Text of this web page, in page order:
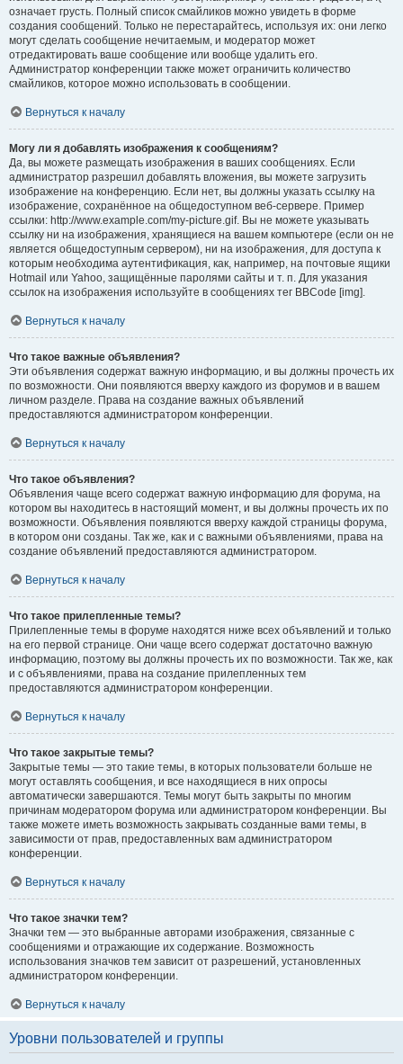
означает грусть. Полный список смайликов можно увидеть в форме
создания сообщений. Только не перестарайтесь, используя их: они легко
могут сделать сообщение нечитаемым, и модератор может
отредактировать ваше сообщение или вообще удалить его.
Администратор конференции также может ограничить количество
смайликов, которое можно использовать в сообщении.
Вернуться к началу
Могу ли я добавлять изображения к сообщениям?
Да, вы можете размещать изображения в ваших сообщениях. Если
администратор разрешил добавлять вложения, вы можете загрузить
изображение на конференцию. Если нет, вы должны указать ссылку на
изображение, сохранённое на общедоступном веб-сервере. Пример
ссылки: http://www.example.com/my-picture.gif. Вы не можете указывать
ссылку ни на изображения, хранящиеся на вашем компьютере (если он не
является общедоступным сервером), ни на изображения, для доступа к
которым необходима аутентификация, как, например, на почтовые ящики
Hotmail или Yahoo, защищённые паролями сайты и т. п. Для указания
ссылок на изображения используйте в сообщениях тег BBCode [img].
Вернуться к началу
Что такое важные объявления?
Эти объявления содержат важную информацию, и вы должны прочесть их
по возможности. Они появляются вверху каждого из форумов и в вашем
личном разделе. Права на создание важных объявлений
предоставляются администратором конференции.
Вернуться к началу
Что такое объявления?
Объявления чаще всего содержат важную информацию для форума, на
котором вы находитесь в настоящий момент, и вы должны прочесть их по
возможности. Объявления появляются вверху каждой страницы форума,
в котором они созданы. Так же, как и с важными объявлениями, права на
создание объявлений предоставляются администратором.
Вернуться к началу
Что такое прилепленные темы?
Прилепленные темы в форуме находятся ниже всех объявлений и только
на его первой странице. Они чаще всего содержат достаточно важную
информацию, поэтому вы должны прочесть их по возможности. Так же, как
и с объявлениями, права на создание прилепленных тем
предоставляются администратором конференции.
Вернуться к началу
Что такое закрытые темы?
Закрытые темы — это такие темы, в которых пользователи больше не
могут оставлять сообщения, и все находящиеся в них опросы
автоматически завершаются. Темы могут быть закрыты по многим
причинам модератором форума или администратором конференции. Вы
также можете иметь возможность закрывать созданные вами темы, в
зависимости от прав, предоставленных вам администратором
конференции.
Вернуться к началу
Что такое значки тем?
Значки тем — это выбранные авторами изображения, связанные с
сообщениями и отражающие их содержание. Возможность
использования значков тем зависит от разрешений, установленных
администратором конференции.
Вернуться к началу
Уровни пользователей и группы